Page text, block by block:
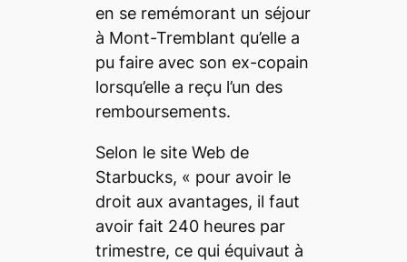
en se remémorant un séjour
à Mont-Tremblant qu’elle a
pu faire avec son ex-copain
lorsqu’elle a reçu l’un des
remboursements.
Selon le site Web de
Starbucks, « pour avoir le
droit aux avantages, il faut
avoir fait 240 heures par
trimestre, ce qui équivaut à